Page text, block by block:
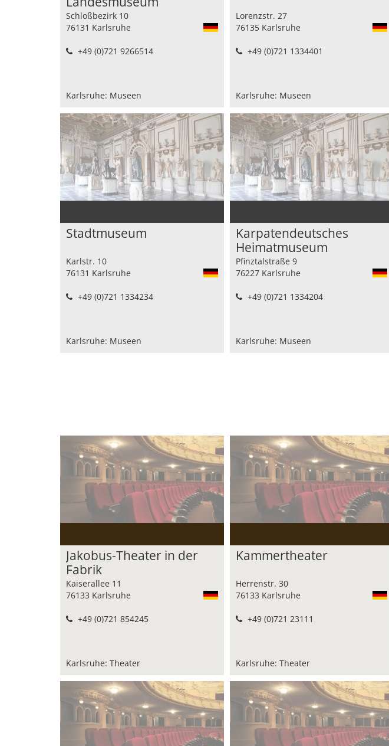
Karlsruhe
Schloßbezirk 10
76131 Karlsruhe
+49 (0)721 9266514
Karlsruhe: Museen
Lorenzstr. 27
76135 Karlsruhe
+49 (0)721 1334401
Karlsruhe: Museen
Stadtmuseum
Karlstr. 10
76131 Karlsruhe
+49 (0)721 1334234
Karlsruhe: Museen
Karpatendeutsches
Heimatmuseum
Pfinztalstraße 9
76227 Karlsruhe
+49 (0)721 1334204
Karlsruhe: Museen
Jakobus-Theater in der
Fabrik
Kaiserallee 11
76133 Karlsruhe
+49 (0)721 854245
Karlsruhe: Theater
Kammertheater
Herrenstr. 30
76133 Karlsruhe
+49 (0)721 23111
Karlsruhe: Theater